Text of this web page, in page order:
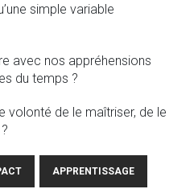
simple variable
avec nos appréhensions
du temps ?
volonté de le maîtriser, de le
APPRENTISSAGE